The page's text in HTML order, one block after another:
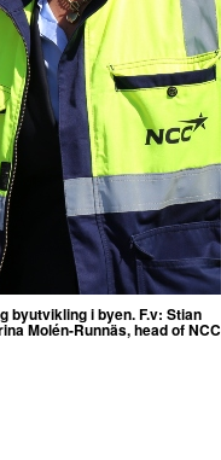
byutvikling i byen. F.v: Stian
Molén-Runnäs, head of NCC